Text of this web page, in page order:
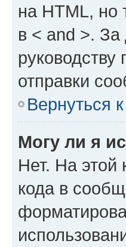
на HTML, но
в < and >.
отправки
Вернуться
Могу ли я
Нет. На этой
кода в